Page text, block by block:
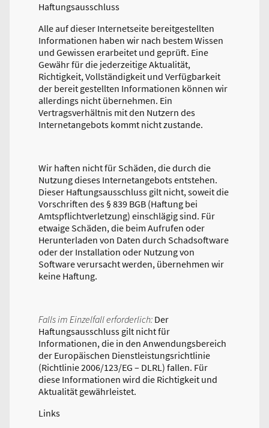
Haftungsausschluss
Alle auf dieser Internetseite bereitgestellten
Informationen haben wir nach bestem Wissen
und Gewissen erarbeitet und geprüft. Eine
Gewähr für die jederzeitige Aktualität,
Richtigkeit, Vollständigkeit und Verfügbarkeit
der bereit gestellten Informationen können wir
allerdings nicht übernehmen. Ein
Vertragsverhältnis mit den Nutzern des
Internetangebots kommt nicht zustande.
Wir haften nicht für Schäden, die durch die
Nutzung dieses Internetangebots entstehen.
Dieser Haftungsausschluss gilt nicht, soweit die
Vorschriften des § 839 BGB (Haftung bei
Amtspflichtverletzung) einschlägig sind. Für
etwaige Schäden, die beim Aufrufen oder
Herunterladen von Daten durch Schadsoftware
oder der Installation oder Nutzung von
Software verursacht werden, übernehmen wir
keine Haftung.
Falls im Einzelfall erforderlich: Der
Haftungsausschluss gilt nicht für
Informationen, die in den Anwendungsbereich
der Europäischen Dienstleistungsrichtlinie
(Richtlinie 2006/123/EG – DLRL) fallen. Für
diese Informationen wird die Richtigkeit und
Aktualität gewährleistet.
Links